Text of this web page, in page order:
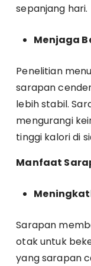
sepanjang hari.
Menjaga
Penelitian
sarapan
lebih stabil.
mengurangi
tinggi kalori di
Manfaat
Sarapan
otak untuk
yang sarapan